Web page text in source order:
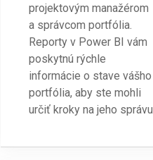
projektovým manažérom
a správcom portfólia.
Reporty v Power BI vám
poskytnú rýchle
informácie o stave vášho
portfólia, aby ste mohli
určiť kroky na jeho správu.